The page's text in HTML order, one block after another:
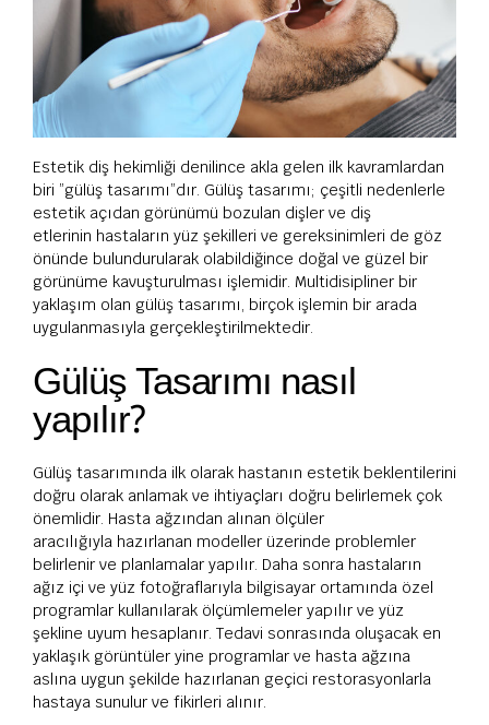
Estetik diş hekimliği denilince akla gelen ilk kavramlardan
biri ”gülüş tasarımı”dır. Gülüş tasarımı; çeşitli nedenlerle
estetik açıdan görünümü bozulan dişler ve diş
etlerinin hastaların yüz şekilleri ve gereksinimleri de göz
önünde bulundurularak olabildiğince doğal ve güzel bir
görünüme kavuşturulması işlemidir. Multidisipliner bir
yaklaşım olan gülüş tasarımı, birçok işlemin bir arada
uygulanmasıyla gerçekleştirilmektedir.
Gülüş Tasarımı nasıl
yapılır?
Gülüş tasarımında ilk olarak hastanın estetik beklentilerini
doğru olarak anlamak ve ihtiyaçları doğru belirlemek çok
önemlidir. Hasta ağzından alınan ölçüler
aracılığıyla hazırlanan modeller üzerinde problemler
belirlenir ve planlamalar yapılır. Daha sonra hastaların
ağız içi ve yüz fotoğraflarıyla bilgisayar ortamında özel
programlar kullanılarak ölçümlemeler yapılır ve yüz
şekline uyum hesaplanır. Tedavi sonrasında oluşacak en
yaklaşık görüntüler yine programlar ve hasta ağzına
aslına uygun şekilde hazırlanan geçici restorasyonlarla
hastaya sunulur ve fikirleri alınır.